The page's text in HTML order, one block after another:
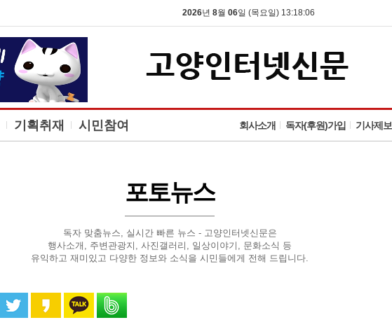
2026년 8월 06일 (목요일) 13:18:07
기획취재 시민참여 회사소개 독자(후원)가입 기사제보
포토뉴스
독자 맞춤뉴스, 실시간 빠른 뉴스 - 고양인터넷신문은
행사소개, 주변관광지, 사진갤러리, 일상이야기, 문화소식 등
유익하고 재미있고 다양한 정보와 소식을 시민들에게 전해 드립니다.
페이스북으로 공유
트위터로 공유카카오 스토리로 공유
카카오톡으로 공유